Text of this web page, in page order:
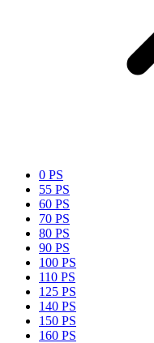
0 PS
55 PS
60 PS
70 PS
80 PS
90 PS
100 PS
110 PS
125 PS
140 PS
150 PS
160 PS